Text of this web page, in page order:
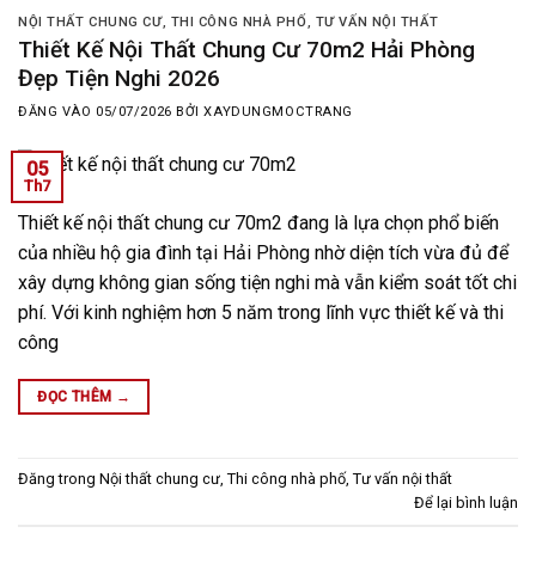
NỘI THẤT CHUNG CƯ, THI CÔNG NHÀ PHỐ, TƯ VẤN NỘI THẤT
Thiết Kế Nội Thất Chung Cư 70m2 Hải Phòng
Đẹp Tiện Nghi 2026
ĐĂNG VÀO 05/07/2026 BỞIXAYDUNGMOCTRANG
05
Th7
Thiết kế nội thất chung cư 70m2 đang là lựa chọn phổ biến
của nhiều hộ gia đình tại Hải Phòng nhờ diện tích vừa đủ để
xây dựng không gian sống tiện nghi mà vẫn kiểm soát tốt chi
phí. Với kinh nghiệm hơn 5 năm trong lĩnh vực thiết kế và thi
công
ĐỌC THÊM →
Đăng trong Nội thất chung cư Thi công nhà phố Tư vấn nội thất
Để lại bình luận